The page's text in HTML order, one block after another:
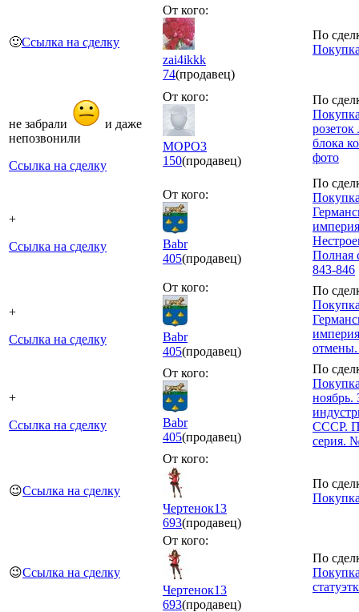
🙂Ссылка на сделку
От кого:
zai4ikkk
74(продавец)
По
не забрали
и даже
непозвонили
Ссылка на сделку
От кого:
MOPO3
150(продавец)
По
розеток
блока
фото
+
Ссылка на сделку
От кого:
Babr
405(продавец)
По
Полная
843-846
+
Ссылка на сделку
От кого:
Babr
405(продавец)
По
+
Ссылка на сделку
От кого:
Babr
405(продавец)
По
ноябрь.
СССР.
серия.
😉Ссылка на сделку
От кого:
Чертенок13
693(продавец)
По
😉Ссылка на сделку
От кого:
Чертенок13
693(продавец)
По